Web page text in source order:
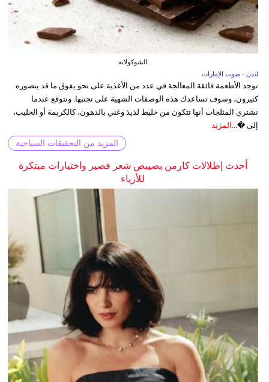
الشوكولاتة
لندن - صوت الإمارات
توجد الأطعمة فائقة المعالجة في عدد من الأغذية على نحو يفوق ما قد يتصوره
كثيرون، وسوف تساعدك هذه الوصفات الشهية على تجنبها. ونتوقع عندما
نشتري المثلجات أنها تتكون من خليط لذيذ وغني بالدهون، كالكريمة أو الحليب،
إلى �... المزيد
المزيد من التحقيقات السياحية
أحدث إطلالات كارمن بصيبص شعر قصير واختيارات مبتكرة
للأزياء